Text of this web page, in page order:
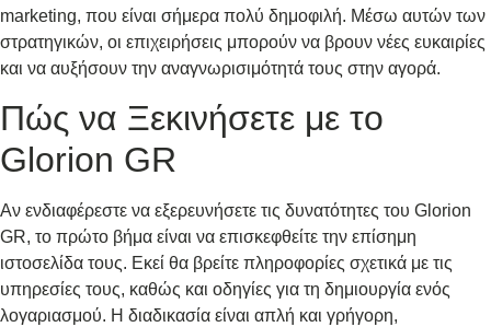
marketing, που είναι σήμερα πολύ δημοφιλή. Μέσω αυτών των
στρατηγικών, οι επιχειρήσεις μπορούν να βρουν νέες ευκαιρίες
και να αυξήσουν την αναγνωρισιμότητά τους στην αγορά.
Πώς να Ξεκινήσετε με το
Glorion GR
Αν ενδιαφέρεστε να εξερευνήσετε τις δυνατότητες του Glorion
GR, το πρώτο βήμα είναι να επισκεφθείτε την επίσημη
ιστοσελίδα τους. Εκεί θα βρείτε πληροφορίες σχετικά με τις
υπηρεσίες τους, καθώς και οδηγίες για τη δημιουργία ενός
λογαριασμού. Η διαδικασία είναι απλή και γρήγορη,